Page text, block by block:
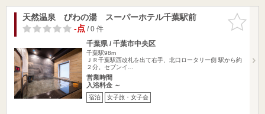
お気に入
りに追加
天然温泉 びわの湯 スーパーホテル千葉駅前
-点/ 0 件
千葉県 / 千葉市中央区
千葉駅98m
ＪＲ千葉駅西改札を出て右手、北口ロータリー側 駅から約
２分。セブンイ…
営業時間
入浴料金 ～
宿泊 女子旅・女子会